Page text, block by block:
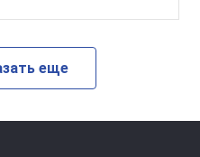
еще